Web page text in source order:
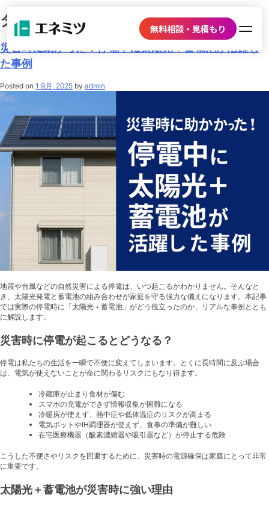
無料相談・見積もり
タグ:太陽光と蓄電池の組み合わせ
災害時に助かった！停電中に太陽光＋蓄電池が活躍し
た事例
Posted on 1 9月, 2025 by admin
地震や台風などの自然災害による停電は、いつ起こるかわかりません。そんなと
き、太陽光発電と蓄電池の組み合わせが家庭を守る強力な備えになります。本記事
では実際の停電時に「太陽光＋蓄電池」がどう役立ったのか、リアルな事例ととも
に解説します。
災害時に停電が起こるとどうなる？
停電は私たちの生活を一瞬で不便に変えてしまいます。とくに長時間に及ぶ場合
は、電気が使えないことが命に関わるリスクにもなり得ます。
冷蔵庫が止まり食材が傷む
スマホの充電ができず情報収集が困難になる
冷暖房が使えず、熱中症や低体温症のリスクが高まる
電気ポットやIH調理器が使えず、食事の準備が難しい
在宅医療機器（酸素濃縮器や吸引器など）が停止する危険
こうした不便さやリスクを回避するために、災害時の電源確保は家庭にとって非常
に重要です。
太陽光＋蓄電池が災害時に強い理由